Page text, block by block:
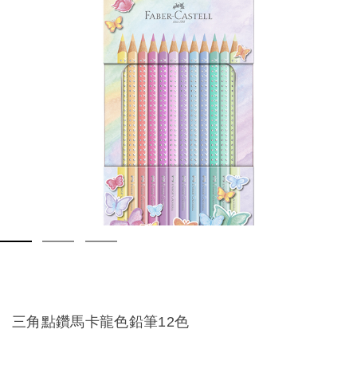
三角點鑽馬卡龍色鉛筆12色